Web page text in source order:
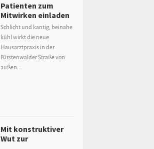
Patienten zum
Mitwirken einladen
Schlicht und kantig, beinahe
kühl wirkt die neue
Hausarztpraxis in der
Fürstenwalder Straße von
außen.…
Mit konstruktiver
Wut zur